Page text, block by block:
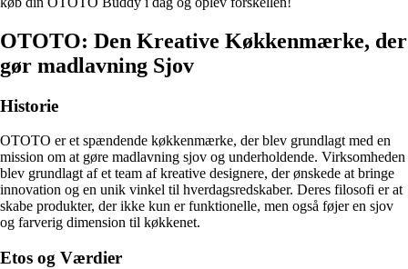
OTOTO: Den Kreative Køkkenmærke, der
gør madlavning Sjov
Historie
OTOTO er et spændende køkkenmærke, der blev grundlagt med en
mission om at gøre madlavning sjov og underholdende. Virksomheden
blev grundlagt af et team af kreative designere, der ønskede at bringe
innovation og en unik vinkel til hverdagsredskaber. Deres filosofi er at
skabe produkter, der ikke kun er funktionelle, men også føjer en sjov
og farverig dimension til køkkenet.
Etos og Værdier